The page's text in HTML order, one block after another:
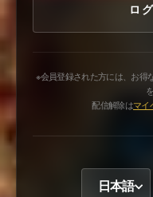
ロ
※会員登録された方には、お得
配信解除はマイ
日本語